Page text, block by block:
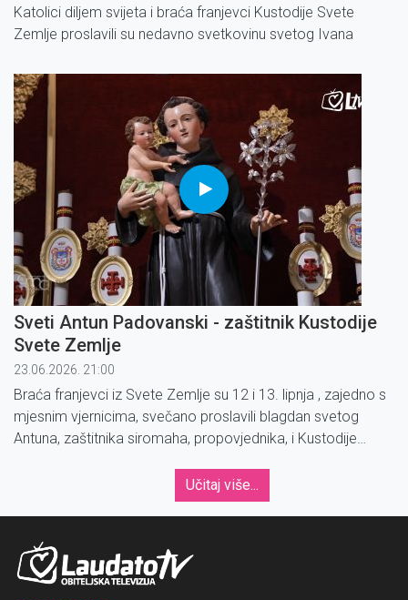
Katolici diljem svijeta i braća franjevci Kustodije Svete
Zemlje proslavili su nedavno svetkovinu svetog Ivana
Karema.
LATINSKI I PRAVOSLAVNI PATRIJARH U POSJETU GAZI
Sveti Antun Padovanski - zaštitnik Kustodije
Svete Zemlje
23.06.2026. 21:00
Braća franjevci iz Svete Zemlje su 12 i 13. lipnja , zajedno s
mjesnim vjernicima, svečano proslavili blagdan svetog
Antuna, zaštitnika siromaha, propovjednika, i Kustodije
Učitaj više...